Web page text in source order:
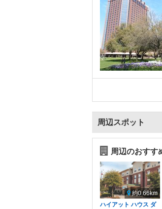
周辺スポット
周辺のおすす
約0.66km
ハイアット ハウス ダ